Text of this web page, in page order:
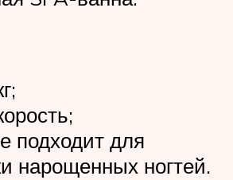
подходит для
нарощенных ногтей.